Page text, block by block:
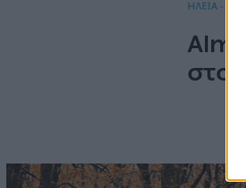
ΗΛΕΙΑ -